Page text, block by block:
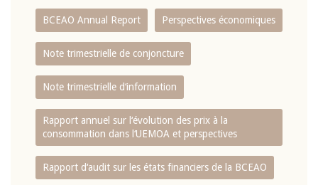
BCEAO Annual Report Perspectives économiques
Note trimestrielle de conjoncture
Note trimestrielle d‘information
Rapport annuel sur l‘évolution des prix à la
consommation dans l‘UEMOA et perspectives
Rapport d‘audit sur les états financiers de la BCEAO